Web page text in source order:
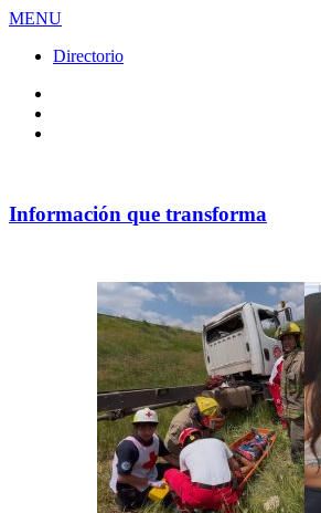
MENU
Directorio
Información que transforma